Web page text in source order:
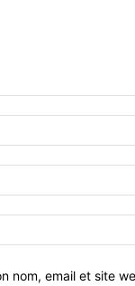
nom, email et site